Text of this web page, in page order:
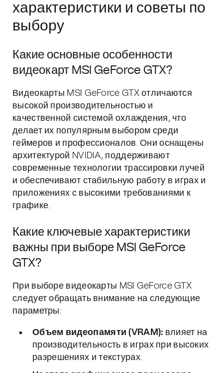
характеристики и советы по
выбору
Какие основные особенности
видеокарт MSI GeForce GTX?
Видеокарты MSI GeForce GTX отличаются
высокой производительностью и
качественной системой охлаждения, что
делает их популярным выбором среди
геймеров и профессионалов. Они оснащены
архитектурой NVIDIA, поддерживают
современные технологии трассировки лучей
и обеспечивают стабильную работу в играх и
приложениях с высокими требованиями к
графике.
Какие ключевые характеристики
важны при выборе MSI GeForce
GTX?
При выборе видеокарты MSI GeForce GTX
следует обращать внимание на следующие
параметры:
Объем видеопамяти (VRAM): влияет на
производительность в играх при высоких
разрешениях и текстурах.